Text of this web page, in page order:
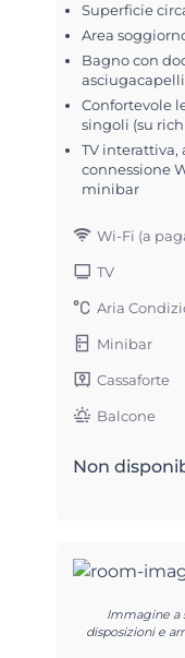
Superficie
Area
Bagno con
asciugacapelli
Confortevole
singoli (su
TV interattiva,
connessione
minibar
Wi-Fi (a
TV
Aria
Minibar
Cassaforte
Balcone
Non
Immagine a
disposizioni e